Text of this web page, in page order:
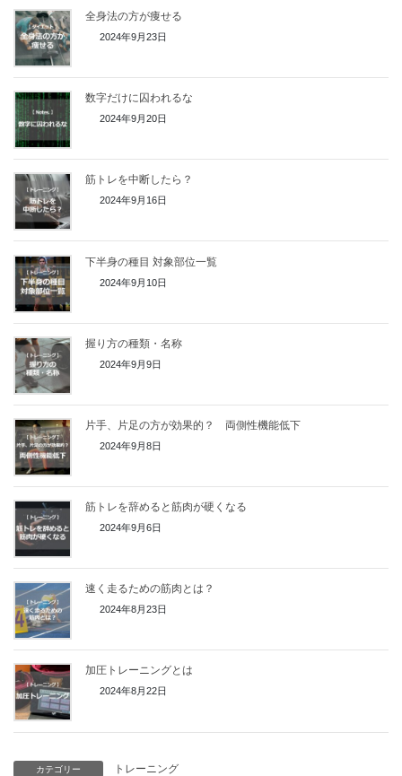
全身法の方が痩せる
2024年9月23日
数字だけに囚われるな
2024年9月20日
筋トレを中断したら？
2024年9月16日
下半身の種目 対象部位一覧
2024年9月10日
握り方の種類・名称
2024年9月9日
片手、片足の方が効果的？ 両側性機能低下
2024年9月8日
筋トレを辞めると筋肉が硬くなる
2024年9月6日
速く走るための筋肉とは？
2024年8月23日
加圧トレーニングとは
2024年8月22日
カテゴリー トレーニング